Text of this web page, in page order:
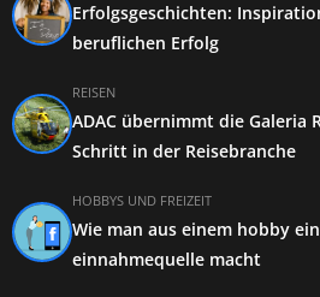
Erfolgsgeschichten:
beruflichen Erfolg
REISEN
ADAC übernimmt die Galeria
Schritt in der Reisebranche
HOBBYS UND FREIZEIT
Wie man aus einem hobby
einnahmequelle macht